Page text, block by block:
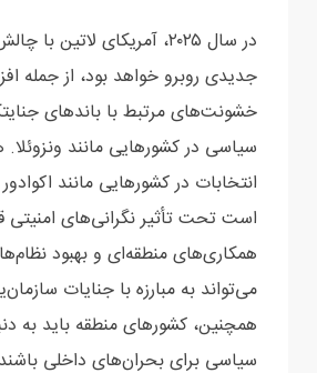
در سال ۲۰۲۵، آمریکای لاتین
جدیدی روبرو خواهد بود، از جمله
خشونت‌های مرتبط با باندهای
سیاسی در کشورهایی مانند
انتخابات در کشورهایی مانند
است تحت تأثیر نگرانی‌های امنیتی
همکاری‌های منطقه‌ای و بهبود
می‌تواند به مبارزه با جنایات
همچنین، کشورهای منطقه باید به
سیاسی برای بحران‌های داخلی